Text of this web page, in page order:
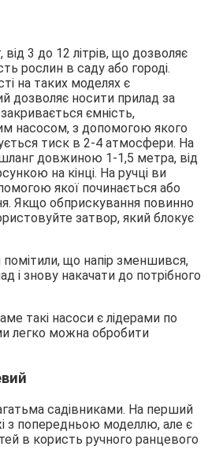
3 до 12 літрів, що дозволяє
рослин в саду або городі.
на таких моделях є
дозволяє носити прилад за
ємність,
насосом, з допомогою якого
тиск в 2-4 атмосфери. На
довжиною 1-1,5 метра, від
на кінці. На ручці ви
якої починається або
Якщо обприскування повинно
затвор, який блокує
що напір зменшився,
і знову накачати до потрібного
такі насоси є лідерами по
легко можна обробити
садівниками. На перший
з попередньою моделлю, але є
в користь ручного ранцевого